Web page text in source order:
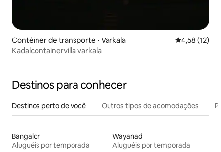
Contêiner de transporte ⋅ Varkala 4,58 de uma
4,58 (12)
Kadalcontainervilla varkala
Destinos para conhecer
Destinos perto de você Outros tipos de acomodações
Bangalor
Aluguéis por temporada
Wayanad
Aluguéis por temporada